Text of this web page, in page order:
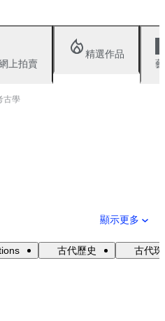
上拍賣
精選作品
古學
顯示更多
古代歷史 古代